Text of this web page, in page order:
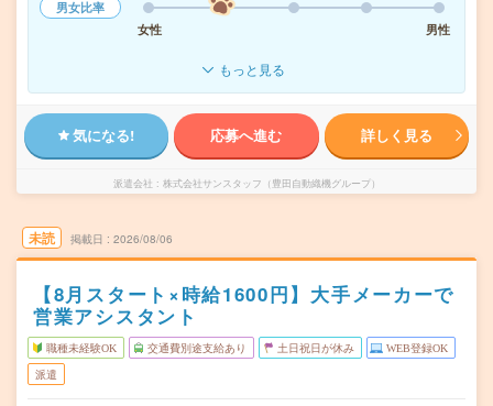
男女比率
女性
男性
もっと見る
気になる! 応募へ進む 詳しく見る
派遣会社 株式会社サンスタッフ（豊田自動織機グループ）
未読 掲載日 2026/08/06
【8月スタート×時給1600円】大手メーカーで
営業アシスタント
職種未経験OK 交通費別途支給あり 土日祝日が休み WEB登録OK
派遣